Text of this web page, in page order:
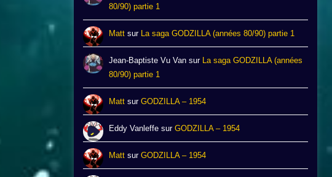
80/90) partie 1
Matt sur La saga GODZILLA (années 80/90) partie 1
Jean-Baptiste Vu Van sur La saga GODZILLA (années
80/90) partie 1
Matt surGODZILLA – 1954
Eddy Vanleffe surGODZILLA – 1954
Matt surGODZILLA – 1954